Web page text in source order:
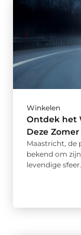
Winkelen
Ontdek het
Deze Zomer
Maastricht, de
bekend om
levendige